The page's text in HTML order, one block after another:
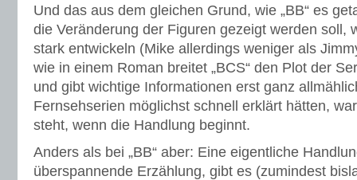
Und das aus dem gleichen Grund, wie „BB“ es
die Veränderung der Figuren gezeigt werden soll,
stark entwickeln (Mike allerdings weniger als
wie in einem Roman breitet „BCS“ den Plot der
und gibt wichtige Informationen erst ganz
Fernsehserien möglichst schnell erklärt hätten,
steht, wenn die Handlung beginnt.
Anders als bei „BB“ aber: Eine eigentliche
überspannende Erzählung, gibt es (zumindest